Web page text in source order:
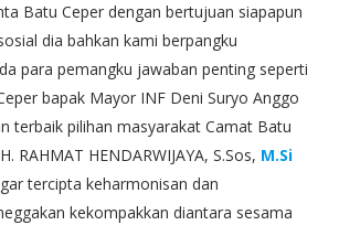
Batu Ceper dengan bertujuan siapapun
dia bahkan kami berpangku
para pemangku jawaban penting seperti
bapak Mayor INF Deni Suryo Anggo
terbaik pilihan masyarakat Camat Batu
RAHMAT HENDARWIJAYA, S.Sos, M.Si
tercipta keharmonisan dan
kekompakkan diantara sesama